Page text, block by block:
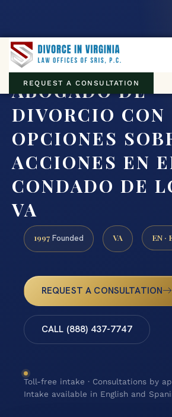
REQUEST A CONSULTATION
ABOGADO DE
DIVORCIO CON
OPCIONES
ACCIONES EN
CONDADO DE
VA
1997 Founded VA EN ·
REQUEST A CONSULTATION
CALL (888) 437-7747
Toll-free intake · Consultations by
Intake available in English and